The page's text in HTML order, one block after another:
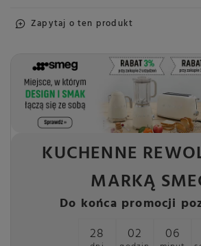
Zapytaj o ten produkt
KUCHENNE
MARKĄ
Do końca promocji
28
02 06